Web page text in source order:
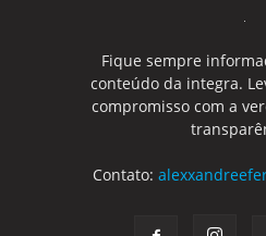
Fique sempre
conteúdo da integra.
compromisso com a
Contato: